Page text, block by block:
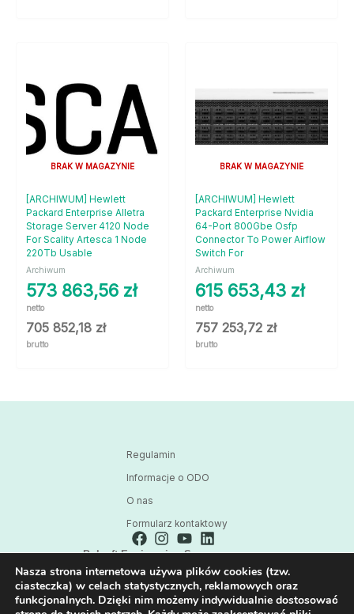
BRAK W MAGAZYNIE
[ARCHIWUM] Hewlett
Packard Enterprise Alletra
Storage Server 4120 Node
For Scality Artesca 1 Node
220Tb Usable
Archiwum
573 863,56 zł
netto
705 852,18 zł
brutto
BRAK W MAGAZYNIE
[ARCHIWUM] Hewlett
Packard Enterprise Nvidia
64-Port 800Gbe Osfp
Connector To Power Airflow
Switch For
Archiwum
615 653,43 zł
netto
757 253,72 zł
brutto
Regulamin
Informacje o ODO
O nas
Formularz kontaktowy
Polsoft Engineering Sp. z o.o.
ul. 73 Pułku Piechoty 1, 40-467 Katowice
Skontaktuj się z nami:
32 209 80 39
Nasza strona internetowa używa plików cookies (tzw.
ciasteczka) w celach statystycznych, reklamowych oraz
funkcjonalnych. Dzięki nim możemy indywidualnie dostosować